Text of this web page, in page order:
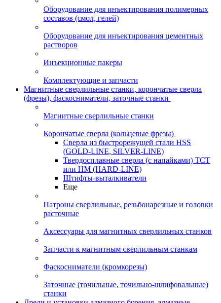
Оборудование для инъектирования полимерных
составов (смол, гелей)
Оборудование для инъектирования цементных
растворов
Инъекционные пакеры
Комплектующие и запчасти
Магнитные сверлильные станки, корончатые сверла
(фрезы), фаскосниматели, заточные станки
Магнитные сверлильные станки
Корончатые сверла (кольцевые фрезы)
Сверла из быстрорежущей стали HSS
(GOLD-LINE, SILVER-LINE)
Твердосплавные сверла (с напайками) ТСТ
или HM (HARD-LINE)
Штифты-выталкиватели
Еще
Патроны сверлильные, резьбонарезные и головки
расточные
Аксессуары для магнитных сверлильных станков
Запчасти к магнитным сверлильным станкам
Фаскосниматели (кромкорезы)
Заточные (точильные, точильно-шлифовальные)
станки